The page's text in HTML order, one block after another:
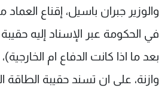
والوزير جبران باسيل، إقناع
في الحكومة عبر الإسناد إليه
بعد ما اذا كانت الدفاع ام
وازنة، على ان تسند حقيبة